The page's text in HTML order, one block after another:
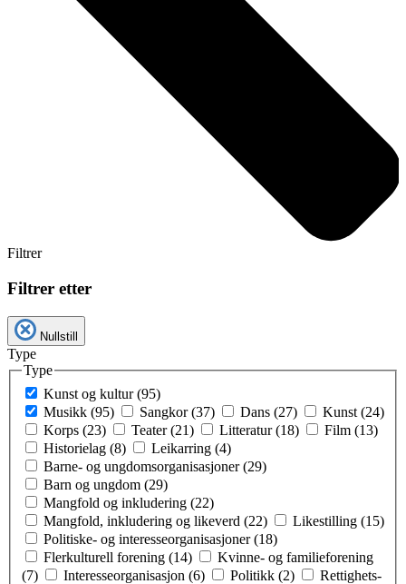
Filtrer
Filtrer etter
Nullstill
Type
Type
Kunst og kultur (95)
Musikk (95)
Sangkor (37) Dans (27)
Kunst (24)
Korps (23)
Teater (21) Litteratur (18)
Film (13)
Historielag (8)
Leikarring (4)
Barne- og ungdomsorganisasjoner (29)
Barn og ungdom (29)
Mangfold og inkludering (22)
Mangfold, inkludering og likeverd (22)
Likestilling (15)
Politiske- og interesseorganisasjoner (18)
Flerkulturell forening (14)
Kvinne- og familieforening
(7)
Interesseorganisasjon (6) Politikk (2)
Rettighets-